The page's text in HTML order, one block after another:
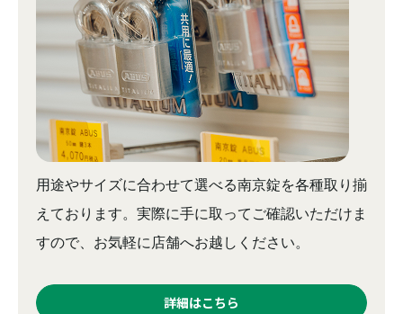
用途やサイズに合わせて選べる南京錠を各種取り揃
えております。実際に手に取ってご確認いただけま
すので、お気軽に店舗へお越しください。
詳細はこちら